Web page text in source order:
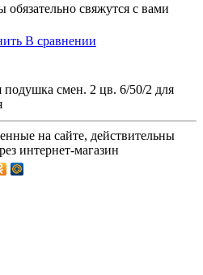
свяжутся с вами
В сравнении
смен. 2 цв. 6/50/2 для
на сайте, действительны
интернет-магазин